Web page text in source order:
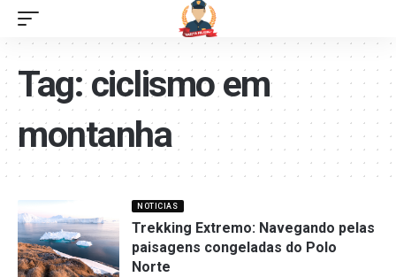
Tag:ciclismo em
montanha
NOTICIAS
Trekking Extremo: Navegando pelas
paisagens congeladas do Polo
Norte